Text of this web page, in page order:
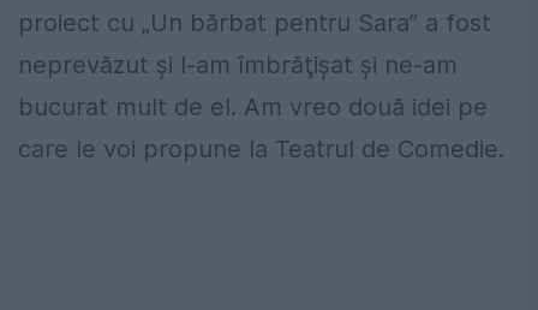
proiect cu „Un bărbat pentru Sara” a fost
neprevăzut şi l-am îmbrăţişat şi ne-am
bucurat mult de el. Am vreo două idei pe
care le voi propune la Teatrul de Comedie.